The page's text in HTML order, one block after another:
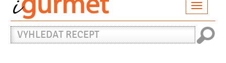
Vyhledat
recept